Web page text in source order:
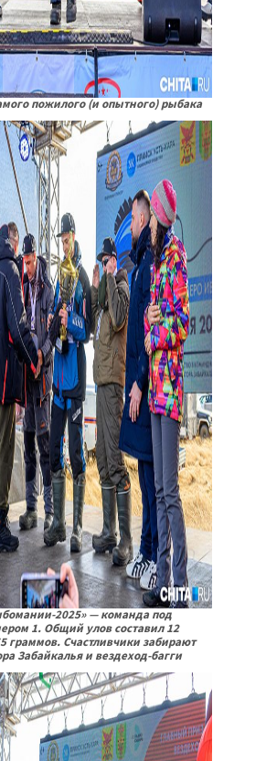
пожилого (и опытного) рыбака
2025» — команда под
1. Общий улов составил 12
граммов. Счастливчики забирают
Забайкалья и вездеход-багги